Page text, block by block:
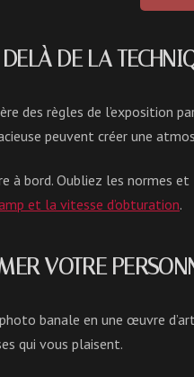
DE LA
des règles de l’exposition
peuvent créer une
bord. Oubliez les normes
et la vitesse d’obturation.
VOTRE
banale en une œuvre
qui vous plaisent.